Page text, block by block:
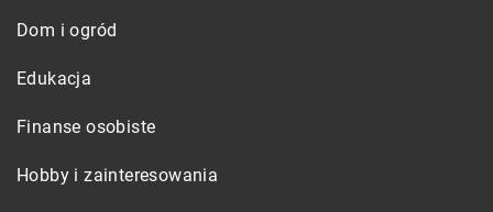
Dom i ogród
Edukacja
Finanse osobiste
Hobby i zainteresowania